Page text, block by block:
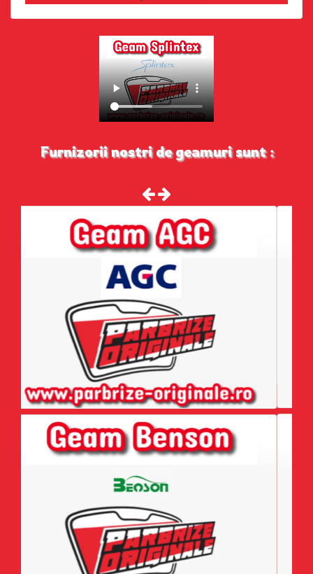
Furnizorii nostri de geamuri sunt :